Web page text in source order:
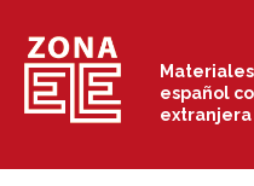
content
español
extranjera